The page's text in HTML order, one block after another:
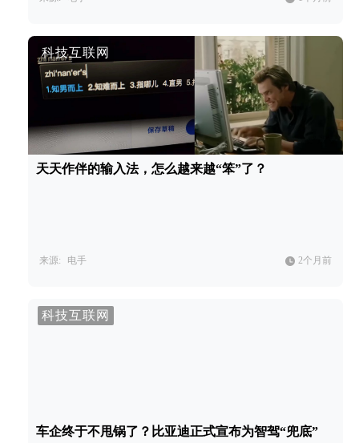
科技互联网
天天作伴的输入法，怎么越来越“笨”了？
来源: 电手 2个月前
科技互联网
车企终于不甩锅了？比亚迪正式宣布为智驾“兜底”